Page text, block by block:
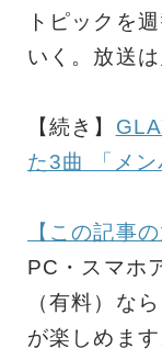
トピックを
いく。放送
【続き】
た3曲 「メン
【この記事
PC・スマホ
（有料）な
が楽しめま